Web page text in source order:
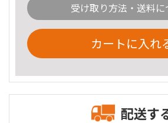
受け取り方法・送料に
カートに入れ
配送す